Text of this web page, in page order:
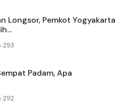
Longsor, Pemkot Yogyakarta
293
Padam, Apa
292